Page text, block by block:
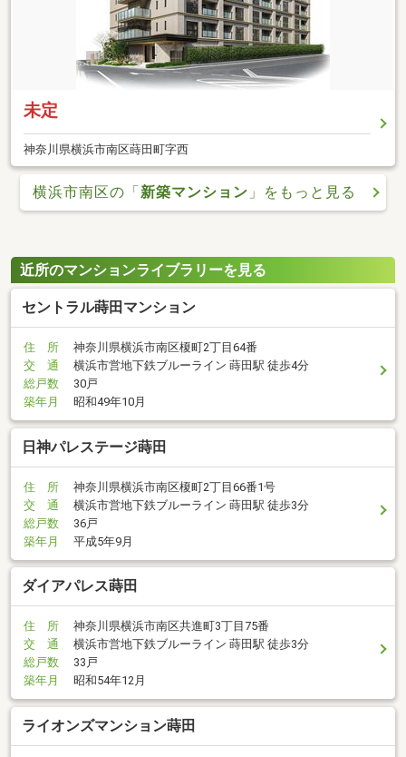
未定
神奈川県横浜市南区蒔田町字西
横浜市南区の「新築マンション 」をもっと見る
近所のマンションライブラリーを見る
セントラル蒔田マンション
住 所
神奈川県横浜市南区榎町2丁目64番
交 通
横浜市営地下鉄ブルーライン 蒔田駅 徒歩4分
総戸数
30戸
築年月
昭和49年10月
日神パレステージ蒔田
住 所
神奈川県横浜市南区榎町2丁目66番1号
交 通
横浜市営地下鉄ブルーライン 蒔田駅 徒歩3分
総戸数
36戸
築年月
平成5年9月
ダイアパレス蒔田
住 所
神奈川県横浜市南区共進町3丁目75番
交 通
横浜市営地下鉄ブルーライン 蒔田駅 徒歩3分
総戸数
33戸
築年月
昭和54年12月
ライオンズマンション蒔田